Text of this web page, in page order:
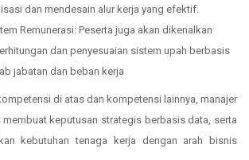
dan mendesain alur kerja yang efektif.
Remunerasi: Peserta juga akan dikenalkan
dan penyesuaian sistem upah berbasis
jabatan dan beban kerja
di atas dan kompetensi lainnya, manajer
keputusan strategis berbasis data, serta
kebutuhan tenaga kerja dengan arah bisnis